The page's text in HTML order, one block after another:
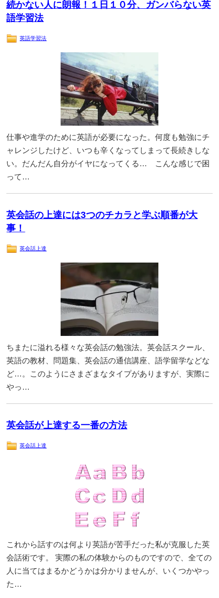
続かない人に朗報！１日１０分、ガンバらない英
語学習法
英語学習法
仕事や進学のために英語が必要になった。何度も勉強にチ
ャレンジしたけど、いつも辛くなってしまって長続きしな
い。だんだん自分がイヤになってくる… こんな感じで困
って…
英会話の上達には3つのチカラと学ぶ順番が大
事！
英会話上達
ちまたに溢れる様々な英会話の勉強法。英会話スクール、
英語の教材、問題集、英会話の通信講座、語学留学などな
ど…。このようにさまざまなタイプがありますが、実際に
やっ…
英会話が上達する一番の方法
英会話上達
これから話すのは何より英語が苦手だった私が克服した英
会話術です。 実際の私の体験からのものですので、全ての
人に当てはまるかどうかは分かりませんが、いくつかやっ
た…